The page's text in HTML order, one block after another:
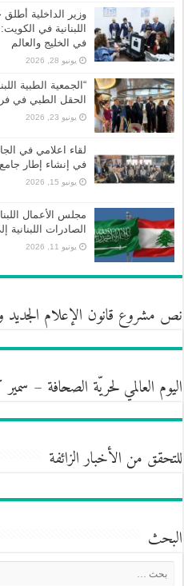
وزير الداخلية
اللبنانية في
في الخليج والعالم
يونيو 28, 2026
“الجمعية الطبية
الحقل الطبي في
يونيو 23, 2026
لقاء اعلامي في
في إنشاء إطار جامع
يونيو 15, 2026
مجلس الأعمال
الصادرات اللبنانية
يونيو 11, 2026
نص مشروع قانون الإعلام الجديد
اليوم العالمي لحريّة الصحافة –
للتحقق من الأخبار الزائفة
البحث